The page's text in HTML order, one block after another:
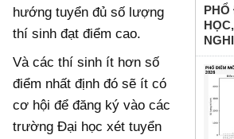
PHỔ
hướng tuyển đủ số lượng
thí sinh đạt điểm cao.
Và các thí sinh ít hơn số
điểm nhất định đó sẽ ít có
cơ hội để đăng ký vào các
trường Đại học xét tuyển